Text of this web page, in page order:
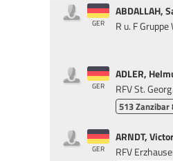
GER
ABDALLAH,
R u. F Gruppe
GER
ADLER,
RFV St.
513Zanzibar
GER
ARNDT,
RFV